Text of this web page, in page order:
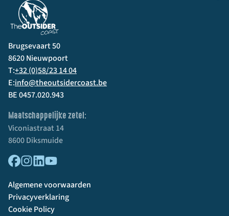
Brugsevaart 50
8620 Nieuwpoort
T:+32 (0)58/23 14 04
E:info@theoutsidercoast.be
BE 0457.020.943
Maatschappelijke zetel:
Viconiastraat 14
8600 Diksmuide
Algemene voorwaarden
Privacyverklaring
Cookie Policy